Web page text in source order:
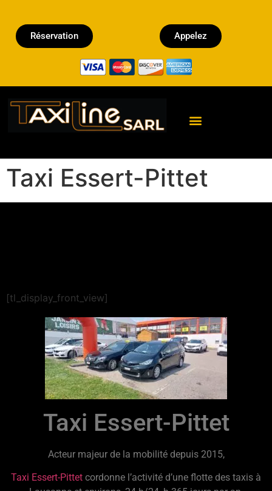
Réservation Appelez
Taxi Essert-Pittet
[tl_display_front_view]
Taxi Essert-Pittet
Acteur majeur de la mobilité depuis 2015,
Taxi Essert-Pittet cordonne l’activité d’une flotte des taxis à